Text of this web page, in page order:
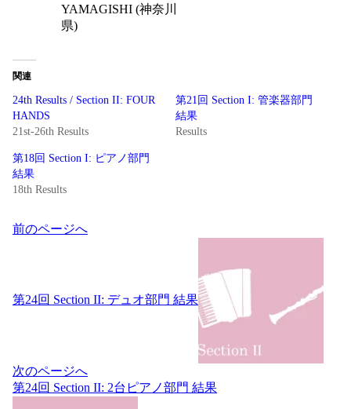
YAMAGISHI (神奈川
県)
関連
24th Results / Section II: FOUR
HANDS
21st-26th Results
第21回 Section I: 管楽器部門
結果
Results
第18回 Section I: ピアノ部門
結果
18th Results
投
ゲ
前のページへ
第24回 Section II: デュオ部門 結果
次のページへ
第24回 Section II: 2台ピアノ部門 結果